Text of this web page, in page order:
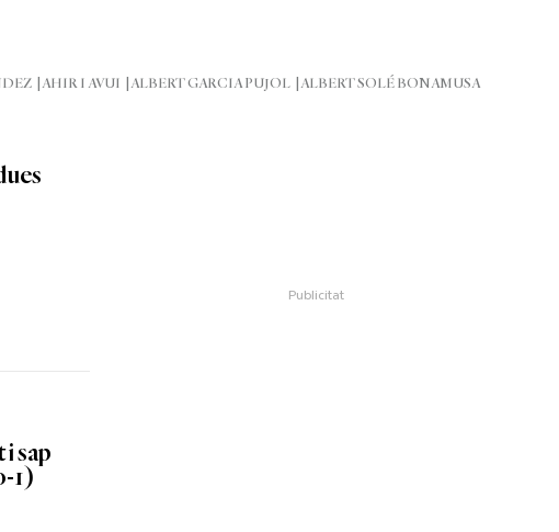
AHIR I AVUI ALBERT GARCIA PUJOL ALBERT SOLÉ BONAMUSA
sap
1)